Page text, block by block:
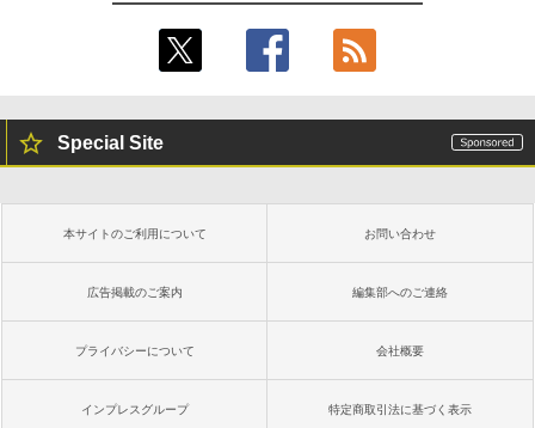
Special Site
本サイトのご利用について お問い合わせ
広告掲載のご案内 編集部へのご連絡
プライバシーについて 会社概要
インプレスグループ 特定商取引法に基づく表示